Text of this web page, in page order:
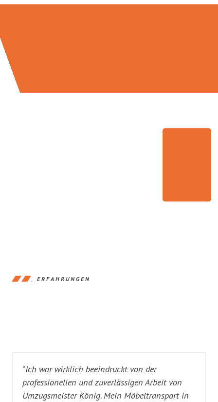
ERFAHRUNGEN
"Ich war wirklich beeindruckt von der
professionellen und zuverlässigen Arbeit von
Umzugsmeister König. Mein Möbeltransport in